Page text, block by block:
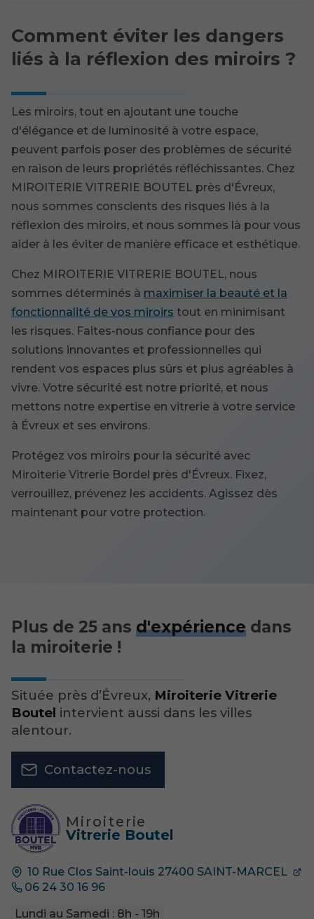
Comment éviter les dangers
liés à la réflexion des miroirs ?
Les miroirs, tout en ajoutant une touche
d'élégance et de luminosité à votre espace,
peuvent parfois poser des problèmes de sécurité
en raison de leurs propriétés réfléchissantes. Chez
MIROITERIE VITRERIE BOUTEL près d'Évreux,
nous sommes conscients des risques liés à la
réflexion des miroirs, et nous sommes là pour vous
aider à les éviter de manière efficace et esthétique.
Chez MIROITERIE VITRERIE BOUTEL, nous
sommes déterminés à maximiser la beauté et la
fonctionnalité de vos miroirs tout en minimisant
les risques. Faites-nous confiance pour des
solutions innovantes et professionnelles qui
rendent vos espaces plus sûrs et plus agréables à
vivre. Votre sécurité est notre priorité, et nous
mettons notre expertise en vitrerie à votre service
à Évreux et ses environs.
Protégez vos miroirs pour la sécurité avec
Miroiterie Vitrerie Bordel près d'Évreux. Fixez,
verrouillez, prévenez les accidents. Agissez dès
maintenant pour votre protection.
Miroiterie
Vitrerie Boutel
10 Rue Clos Saint-louis 27400 SAINT-MARCEL
06 24 30 16 96
Lundi au Samedi : 8h - 19h
Plus de 25 ans d'expérience dans
la miroiterie !
Située près d’Évreux, Miroiterie Vitrerie
Boutel intervient aussi dans les villes
alentour.
Contactez-nous